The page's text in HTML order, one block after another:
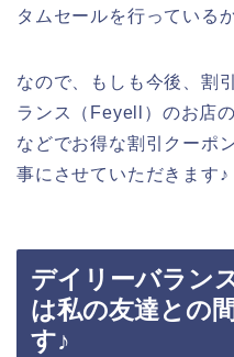
タムセールを行っている
なので、もしも今後、割
ランス（Feyell）のお店
などでお得な割引クーポ
事にさせていただきます♪
デイリーバラン
は私の友達との
す♪